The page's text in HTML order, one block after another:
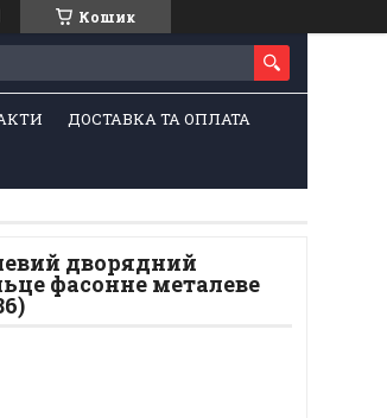
Кошик
ДОСТАВКА ТА ОПЛАТА
дворядний
фасонне металеве